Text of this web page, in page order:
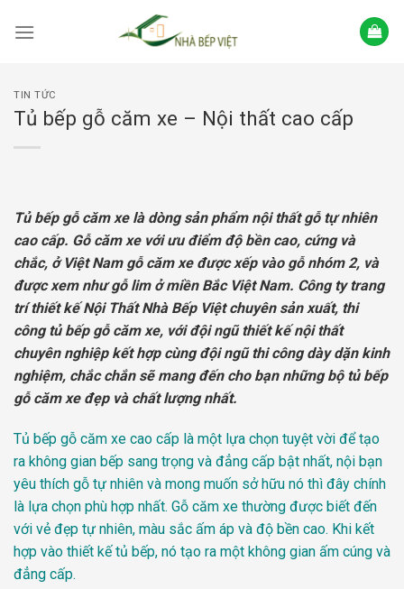
TIN TỨC
Tủ bếp gỗ căm xe – Nội thất cao cấp
Tủ bếp gỗ căm xe là dòng sản phẩm nội thất gỗ tự nhiên
cao cấp. Gỗ căm xe với ưu điểm độ bền cao, cứng và
chắc, ở Việt Nam gỗ căm xe được xếp vào gỗ nhóm 2, và
được xem như gỗ lim ở miền Bắc Việt Nam. Công ty trang
trí thiết kế Nội Thất Nhà Bếp Việt chuyên sản xuất, thi
công tủ bếp gỗ căm xe, với đội ngũ thiết kế nội thất
chuyên nghiệp kết hợp cùng đội ngũ thi công dày dặn kinh
nghiệm, chắc chắn sẽ mang đến cho bạn những bộ tủ bếp
gỗ căm xe đẹp và chất lượng nhất.
Tủ bếp gỗ căm xe cao cấp là một lựa chọn tuyệt vời để tạo
ra không gian bếp sang trọng và đẳng cấp bật nhất, nội bạn
yêu thích gỗ tự nhiên và mong muốn sở hữu nó thì đây chính
là lựa chọn phù hợp nhất. Gỗ căm xe thường được biết đến
với vẻ đẹp tự nhiên, màu sắc ấm áp và độ bền cao. Khi kết
hợp vào thiết kế tủ bếp, nó tạo ra một không gian ấm cúng và
đẳng cấp.